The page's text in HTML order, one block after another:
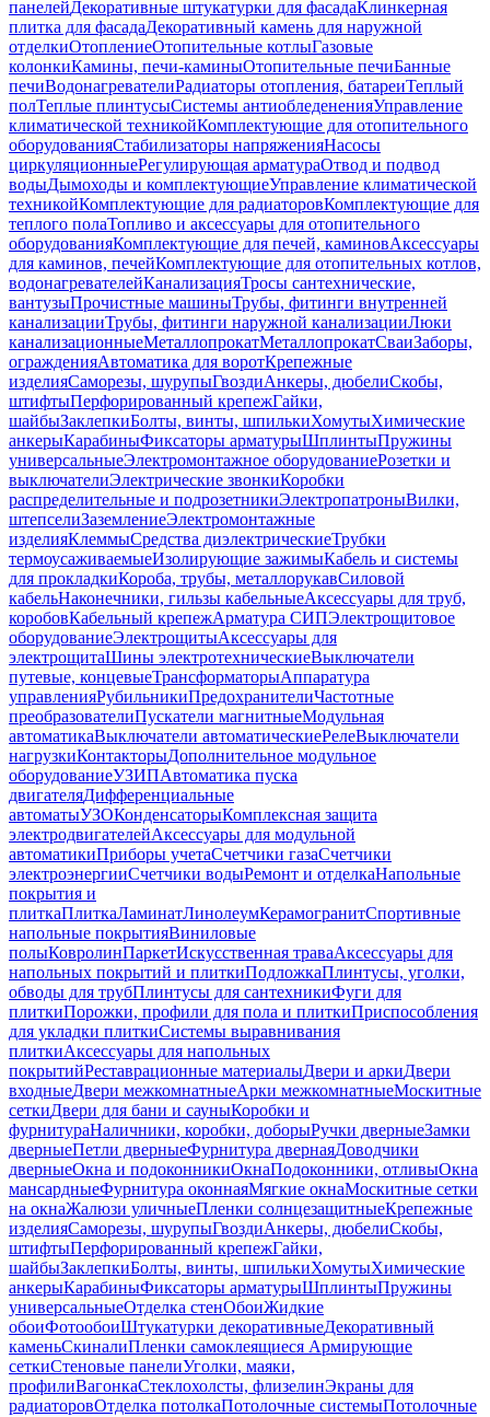
панелейДекоративные штукатурки для фасадаКлинкерная
плитка для фасадаДекоративный камень для наружной
отделкиОтоплениеОтопительные котлыГазовые
колонкиКамины, печи-каминыОтопительные печиБанные
печиВодонагревателиРадиаторы отопления, батареиТеплый
полТеплые плинтусыСистемы антиобледененияУправление
климатической техникойКомплектующие для отопительного
оборудованияСтабилизаторы напряженияНасосы
циркуляционныеРегулирующая арматураОтвод и подвод
водыДымоходы и комплектующиеУправление климатической
техникойКомплектующие для радиаторовКомплектующие для
теплого полаТопливо и аксессуары для отопительного
оборудованияКомплектующие для печей, каминовАксессуары
для каминов, печейКомплектующие для отопительных котлов,
водонагревателейКанализацияТросы сантехнические,
вантузыПрочистные машиныТрубы, фитинги внутренней
канализацииТрубы, фитинги наружной канализацииЛюки
канализационныеМеталлопрокатМеталлопрокатСваиЗаборы,
огражденияАвтоматика для воротКрепежные
изделияСаморезы, шурупыГвоздиАнкеры, дюбелиСкобы,
штифтыПерфорированный крепежГайки,
шайбыЗаклепкиБолты, винты, шпилькиХомутыХимические
анкерыКарабиныФиксаторы арматурыШплинтыПружины
универсальныеЭлектромонтажное оборудованиеРозетки и
выключателиЭлектрические звонкиКоробки
распределительные и подрозетникиЭлектропатроныВилки,
штепселиЗаземлениеЭлектромонтажные
изделияКлеммыСредства диэлектрическиеТрубки
термоусаживаемыеИзолирующие зажимыКабель и системы
для прокладкиКороба, трубы, металлорукавСиловой
кабельНаконечники, гильзы кабельныеАксессуары для труб,
коробовКабельный крепежАрматура СИПЭлектрощитовое
оборудованиеЭлектрощитыАксессуары для
электрощитаШины электротехническиеВыключатели
путевые, концевыеТрансформаторыАппаратура
управленияРубильникиПредохранителиЧастотные
преобразователиПускатели магнитныеМодульная
автоматикаВыключатели автоматическиеРелеВыключатели
нагрузкиКонтакторыДополнительное модульное
оборудованиеУЗИПАвтоматика пуска
двигателяДифференциальные
автоматыУЗОКонденсаторыКомплексная защита
электродвигателейАксессуары для модульной
автоматикиПриборы учетаСчетчики газаСчетчики
электроэнергииСчетчики водыРемонт и отделкаНапольные
покрытия и
плиткаПлиткаЛаминатЛинолеумКерамогранитСпортивные
напольные покрытияВиниловые
полыКовролинПаркетИскусственная траваАксессуары для
напольных покрытий и плиткиПодложкаПлинтусы, уголки,
обводы для трубПлинтусы для сантехникиФуги для
плиткиПорожки, профили для пола и плиткиПриспособления
для укладки плиткиСистемы выравнивания
плиткиАксессуары для напольных
покрытийРеставрационные материалыДвери и аркиДвери
входныеДвери межкомнатныеАрки межкомнатныеМоскитные
сеткиДвери для бани и сауныКоробки и
фурнитураНаличники, коробки, доборыРучки дверныеЗамки
дверныеПетли дверныеФурнитура двернаяДоводчики
дверныеОкна и подоконникиОкнаПодоконники, отливыОкна
мансардныеФурнитура оконнаяМягкие окнаМоскитные сетки
на окнаЖалюзи уличныеПленки солнцезащитныеКрепежные
изделияСаморезы, шурупыГвоздиАнкеры, дюбелиСкобы,
штифтыПерфорированный крепежГайки,
шайбыЗаклепкиБолты, винты, шпилькиХомутыХимические
анкерыКарабиныФиксаторы арматурыШплинтыПружины
универсальныеОтделка стенОбоиЖидкие
обоиФотообоиШтукатурки декоративныеДекоративный
каменьСкиналиПленки самоклеящиеся Армирующие
сеткиСтеновые панелиУголки, маяки,
профилиВагонкаСтеклохолсты, флизелинЭкраны для
радиаторовОтделка потолкаПотолочные системыПотолочные